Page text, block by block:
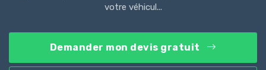
votre véhicul...
Demander mon devis gratuit